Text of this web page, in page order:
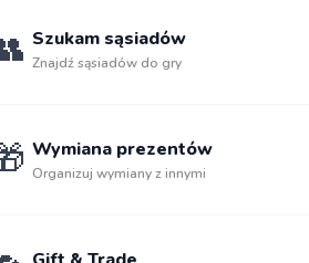
Szukam sąsiadów
Znajdź sąsiadów do gry
Wymiana prezentów
Organizuj wymiany z innymi